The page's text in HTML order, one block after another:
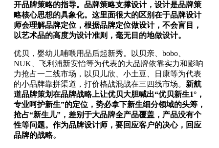
开品牌策略的指导。品牌策略支撑设计，设计是品牌策
略核心思想的具象化。这里面很大的区别在于品牌设计
师会理解品牌定位，根据品牌定位做设计，不会盲目，
以艺术品的高度为设计准则，毫无目的地做设计。
优贝，婴幼儿哺喂用品后起新秀。以贝亲、bobo、
NUK、飞利浦新安怡等为代表的大品牌依靠实力和影响
力抢占一二线市场，以贝儿欣、小土豆、日康等为代表
的小品牌靠拼渠道，打价格战混战在三四线市场。 新航
道品牌策划在品牌战略上让优贝大胆喊出“优贝新生1°，
专业呵护新生”的定位，势必拿下新生细分领域的头筹，
抢占“新生儿”，差别于大品牌全产品覆盖，产品没有个
性等问题。作为品牌设计师，要回应客户的决心，回应
品牌的战略。